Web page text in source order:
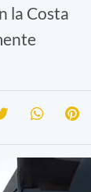
la Costa